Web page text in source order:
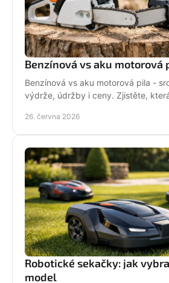
Benzínová vs aku motorová
Benzínová vs aku motorová pila -
výdrže, údržby i ceny. Zjistěte,
26. června 2026
Robotické sekačky: jak
model